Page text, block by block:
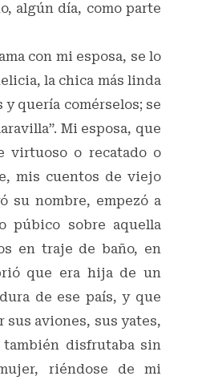
algún día, como parte
con mi esposa, se lo
la chica más linda
quería comérselos; se
Mi esposa, que
virtuoso o recatado o
mis cuentos de viejo
su nombre, empezó a
púbico sobre aquella
en traje de baño, en
que era hija de un
de ese país, y que
sus aviones, sus yates,
también disfrutaba sin
riéndose de mi